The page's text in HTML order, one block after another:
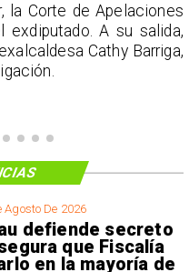
la Corte de Apelaciones
A su salida,
Cathy Barriga,
Agosto De 2026
defiende secreto
que Fiscalía
en la mayoría de